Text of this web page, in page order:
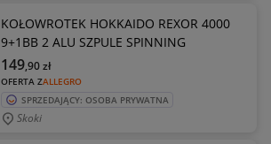
KOŁOWROTEK HOKKAIDO REXOR 4000
9+1BB 2 ALU SZPULE SPINNING
OFERTA ZALLEGRO
149,90zł
SPRZEDAJĄCY: OSOBA PRYWATNA
Skoki